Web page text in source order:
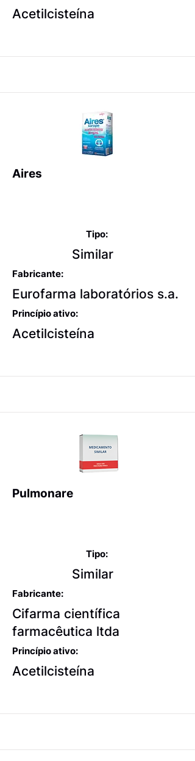
Acetilcisteína
Aires
Tipo:
Similar
Fabricante:
Eurofarma laboratórios s.a.
Princípio ativo:
Acetilcisteína
Pulmonare
Tipo:
Similar
Fabricante:
Cifarma científica
farmacêutica ltda
Princípio ativo:
Acetilcisteína